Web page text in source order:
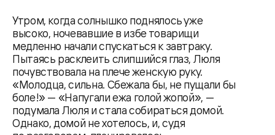
Утром, когда солнышко поднялось уже
высоко, ночевавшие в избе товарищи
медленно начали спускаться к завтраку.
Пытаясь расклеить слипшийся глаз, Люля
почувствовала на плече женскую руку.
«Молодца, сильна. Сбежала бы, не пущали бы
боле!» — «Напугали ежа голой жопой», —
подумала Люля и стала собираться домой.
Однако, домой не хотелось, и, судя